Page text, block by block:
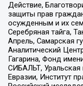
Действие,
защиты прав
осужденным и их
Серебряная тайга,
Апрель, Самарская
Аналитический
Гагарина, Фонд
СИБАЛЬТ,
Евразии, Институт